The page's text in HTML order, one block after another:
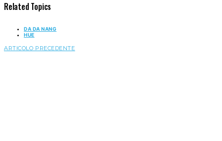
Related Topics
DA DA NANG
HUE
ARTICOLO PRECEDENTE